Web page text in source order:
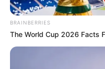
BRAINBERRIES
The World Cup 2026 Facts